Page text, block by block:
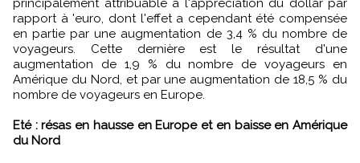
principalement attribuable à l'appréciation du dollar par
rapport à 'euro, dont l'effet a cependant été compensée
en partie par une augmentation de 3,4 % du nombre de
voyageurs. Cette dernière est le résultat d'une
augmentation de 1,9 % du nombre de voyageurs en
Amérique du Nord, et par une augmentation de 18,5 % du
nombre de voyageurs en Europe.
Eté : résas en hausse en Europe et en baisse en Amérique
du Nord